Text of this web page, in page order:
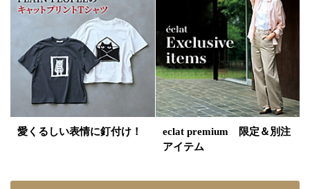
愛くるしい表情に釘付け！
eclat premium 限定＆別注
アイテム